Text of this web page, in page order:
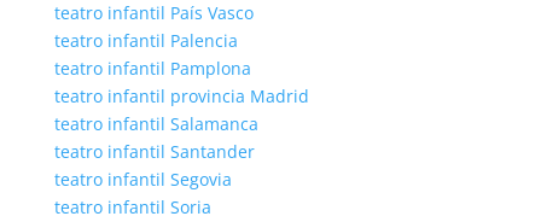
teatro infantil País Vasco
teatro infantil Palencia
teatro infantil Pamplona
teatro infantil provincia Madrid
teatro infantil Salamanca
teatro infantil Santander
teatro infantil Segovia
teatro infantil Soria